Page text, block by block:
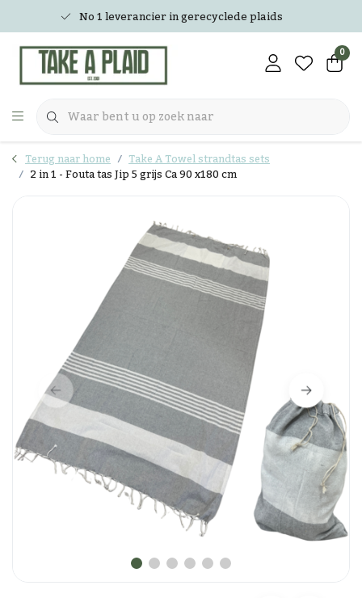
No 1 leverancier in gerecyclede plaids
0
Terug naar home Take A Towel strandtas sets
2 in 1 - Fouta tas Jip 5 grijs Ca 90 x180 cm